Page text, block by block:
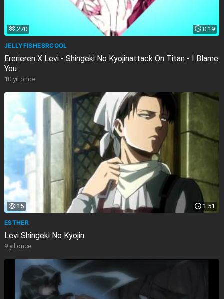
0:19
270
JELLYFISHESRCOOL
Ererieren X Levi - Shingeki No Kyojinattack On Titan - I Blame
You
10 yıl önce
1:51
15
ESTHER
Levi Shingeki No Kyojin
9 yıl önce